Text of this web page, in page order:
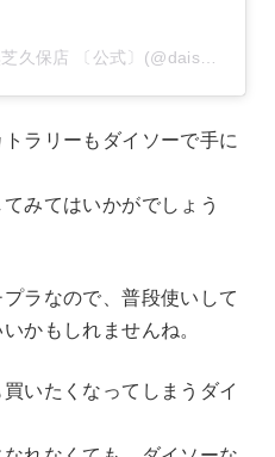
ラリーもダイソーで手に
みてはいかがでしょう
ラなので、普段使いして
かもしれませんね。
いたくなってしまうダイ